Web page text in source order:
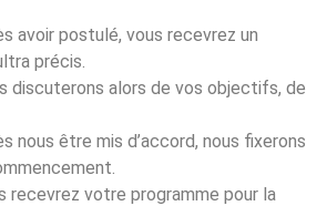
avoir postulé, vous recevrez un
précis.
discuterons alors de vos objectifs, de
nous être mis d’accord, nous fixerons
recevrez votre programme pour la